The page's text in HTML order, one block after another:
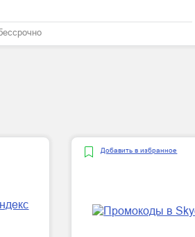
Добавить в избранное